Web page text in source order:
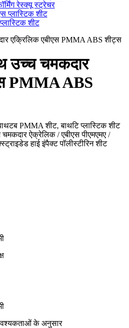
रेस्क्यू स्ट्रेचर
शीट
उच्च चमकदार
PMMA ABS
PMMA शीट, बाथटि प्लास्टिक शीट
चमकदार ऐक्रेलिक / एबीएस पीएमएमए /
हाई इंपैक्ट पॉलीस्टीरिन शीट
के अनुसार